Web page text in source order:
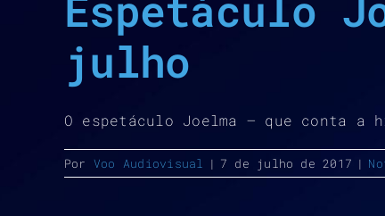
julho
O espetáculo Joelma – que conta
Por Voo Audiovisual | 7 de julho de 2017 |